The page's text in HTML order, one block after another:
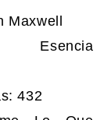
Maxwell
Esencia
432